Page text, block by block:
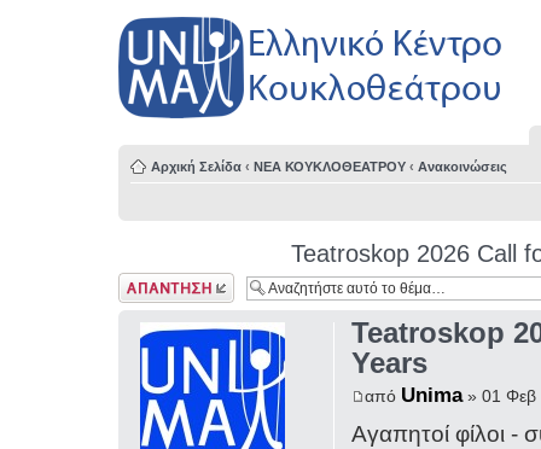
Αρχική Σελίδα ‹ ΝΕΑ ΚΟΥΚΛΟΘΕΑΤΡΟΥ ‹ Ανακοινώσεις
Teatroskop 2026 Call
Δημιουργία
απάντησης
Teatroskop
Years
από Unima» 01 Φεβ
Αγαπητοί φίλοι -